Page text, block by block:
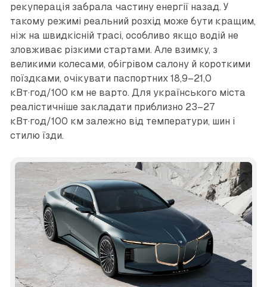
рекуперація забрала частину енергії назад. У
такому режимі реальний розхід може бути кращим,
ніж на швидкісній трасі, особливо якщо водій не
зловживає різкими стартами. Але взимку, з
великими колесами, обігрівом салону й короткими
поїздками, очікувати паспортних 18,9–21,0
кВт·год/100 км не варто. Для українського міста
реалістичніше закладати приблизно 23–27
кВт·год/100 км залежно від температури, шин і
стилю їзди.